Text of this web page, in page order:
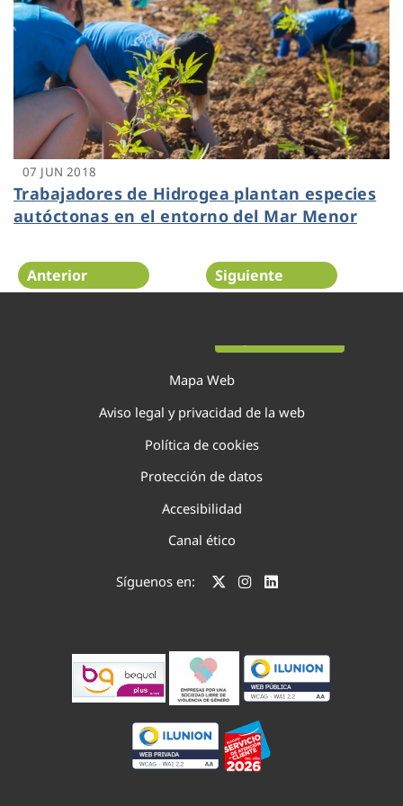
07 JUN 2018
Trabajadores de Hidrogea plantan especies
autóctonas en el entorno del Mar Menor
Anterior Siguiente
Mapa Web
Aviso legal y privacidad de la web
Política de cookies
Protección de datos
Accesibilidad
Canal ético
Síguenos en: